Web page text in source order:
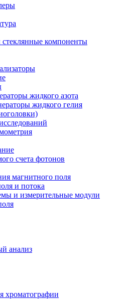
компоненты
жидкого азота
жидкого гелия
счета фотонов
магнитного поля
и потока
и измерительные модули
анализ
хроматографии